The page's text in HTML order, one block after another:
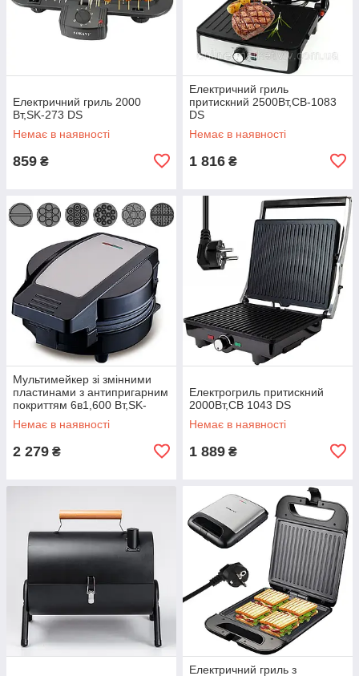
Електричний гриль 2000
Вт,SK-273 DS
Немає в наявності
859 ₴
Електричний гриль
притискний 2500Вт,СВ-1083
DS
Немає в наявності
1 816 ₴
Мультимейкер зі змінними
пластинами з антипригарним
покриттям 6в1,600 Вт,SK-
08104 DS
Немає в наявності
2 279 ₴
Електрогриль притискний
2000Вт,CB 1043 DS
Немає в наявності
1 889 ₴
Електричний гриль з